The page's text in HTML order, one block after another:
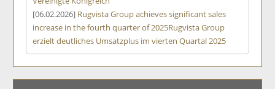
[06.02.2026] Rugvista Group achieves significant sales
increase in the fourth quarter of 2025Rugvista Group
erzielt deutliches Umsatzplus im vierten Quartal 2025